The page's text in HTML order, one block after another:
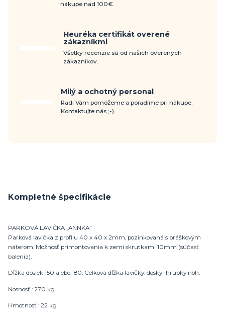
nákupe nad 100€.
Heuréka certifikát overené
zákazníkmi
Všetky recenzie sú od našich overených
zákazníkov.
Milý a ochotný personal
Radi Vám pomôžeme a poradíme pri nákupe.
Kontaktujte nás ;-)
Kompletné špecifikácie
PARKOVÁ LAVIČKA „ANNKA”
Parková lavička z profilu 40 x 40 x 2mm, pozinkovaná s práškovým
náterom. Možnosť primontovania k zemi skrutkami 10mm (súčasť
balenia).
Dľžka dosiek 150 alebo 180. Celková dľžka lavičky: dosky+hrúbky nôh.
Nosnosť : 270 kg
Hmotnosť : 22 kg